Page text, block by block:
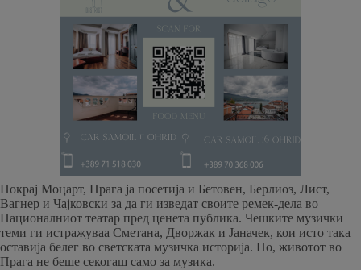
Покрај Моцарт, Прага ја посетија и Бетовен, Берлиоз, Лист,
Вагнер и Чајковски за да ги изведат своите ремек-дела во
Националниот театар пред ценета публика. Чешките музички
теми ги истражуваа Сметана, Дворжак и Јаначек, кои исто така
оставија белег во светската музичка историја. Но, животот во
Прага не беше секогаш само за музика.